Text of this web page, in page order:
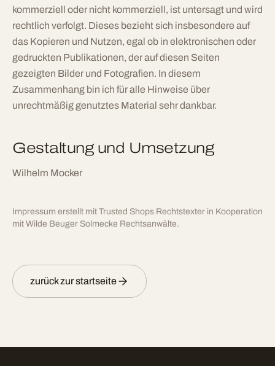
kommerziell oder nicht kommerziell, ist untersagt und wird
rechtlich verfolgt. Dieses bezieht sich insbesondere auf
das Kopieren und Nutzen, egal ob in elektronischen oder
gedruckten Publikationen, der auf diesen Seiten
gezeigten Bilder und Fotografien. In diesem
Zusammenhang bin ich für alle Hinweise über
unrechtmäßig genutztes Material sehr dankbar.
Gestaltung und Umsetzung
Wilhelm Mocker
Impressum erstellt mit Trusted Shops Rechtstexter in Kooperation
mit Wilde Beuger Solmecke Rechtsanwälte.
zurück zur startseite